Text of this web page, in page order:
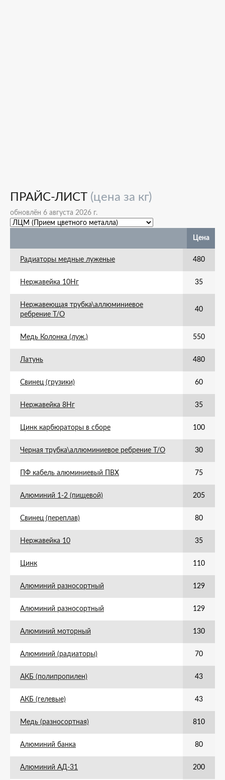
ПРАЙС-ЛИСТ (цена за кг)
обновлён 6 августа 2026 г.
Цена
Радиаторы медные луженые 480
Нержавейка 10Нг 35
Нержавеющая трубка\аллюминиевое
ребрение Т/О
40
Медь Колонка (луж.) 550
Латунь 480
Свинец (грузики) 60
Нержавейка 8Нг 35
Цинк карбюраторы в сборе 100
Черная трубка\аллюминиевое ребрение Т/О 30
ПФ кабель алюминиевый ПВХ 75
Алюминий 1-2 (пищевой) 205
Свинец (переплав) 80
Нержавейка 10 35
Цинк 110
Алюминий разносортный 129
Алюминий разносортный 129
Алюминий моторный 130
Алюминий (радиаторы) 70
АКБ (полипропилен) 43
АКБ (гелевые) 43
Медь (разносортная) 810
Алюминий банка 80
Алюминий АД-31 200